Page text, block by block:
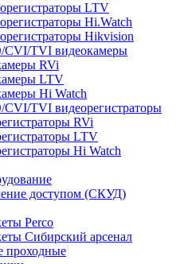
LTV
Hi.Watch
Hikvision
CVI/TVI видеокамеры
RVi
LTV
Hi Watch
TVI видеорегистраторы
RVi
LTV
Hi Watch
доступом (СКУД)
Perco
Сибирский арсенал
проходные